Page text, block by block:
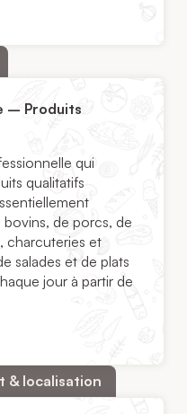
– Produits
qui
qualitatifs
bovins, de porcs, de
charcuteries et
salades et de plats
jour à partir de
& localisation